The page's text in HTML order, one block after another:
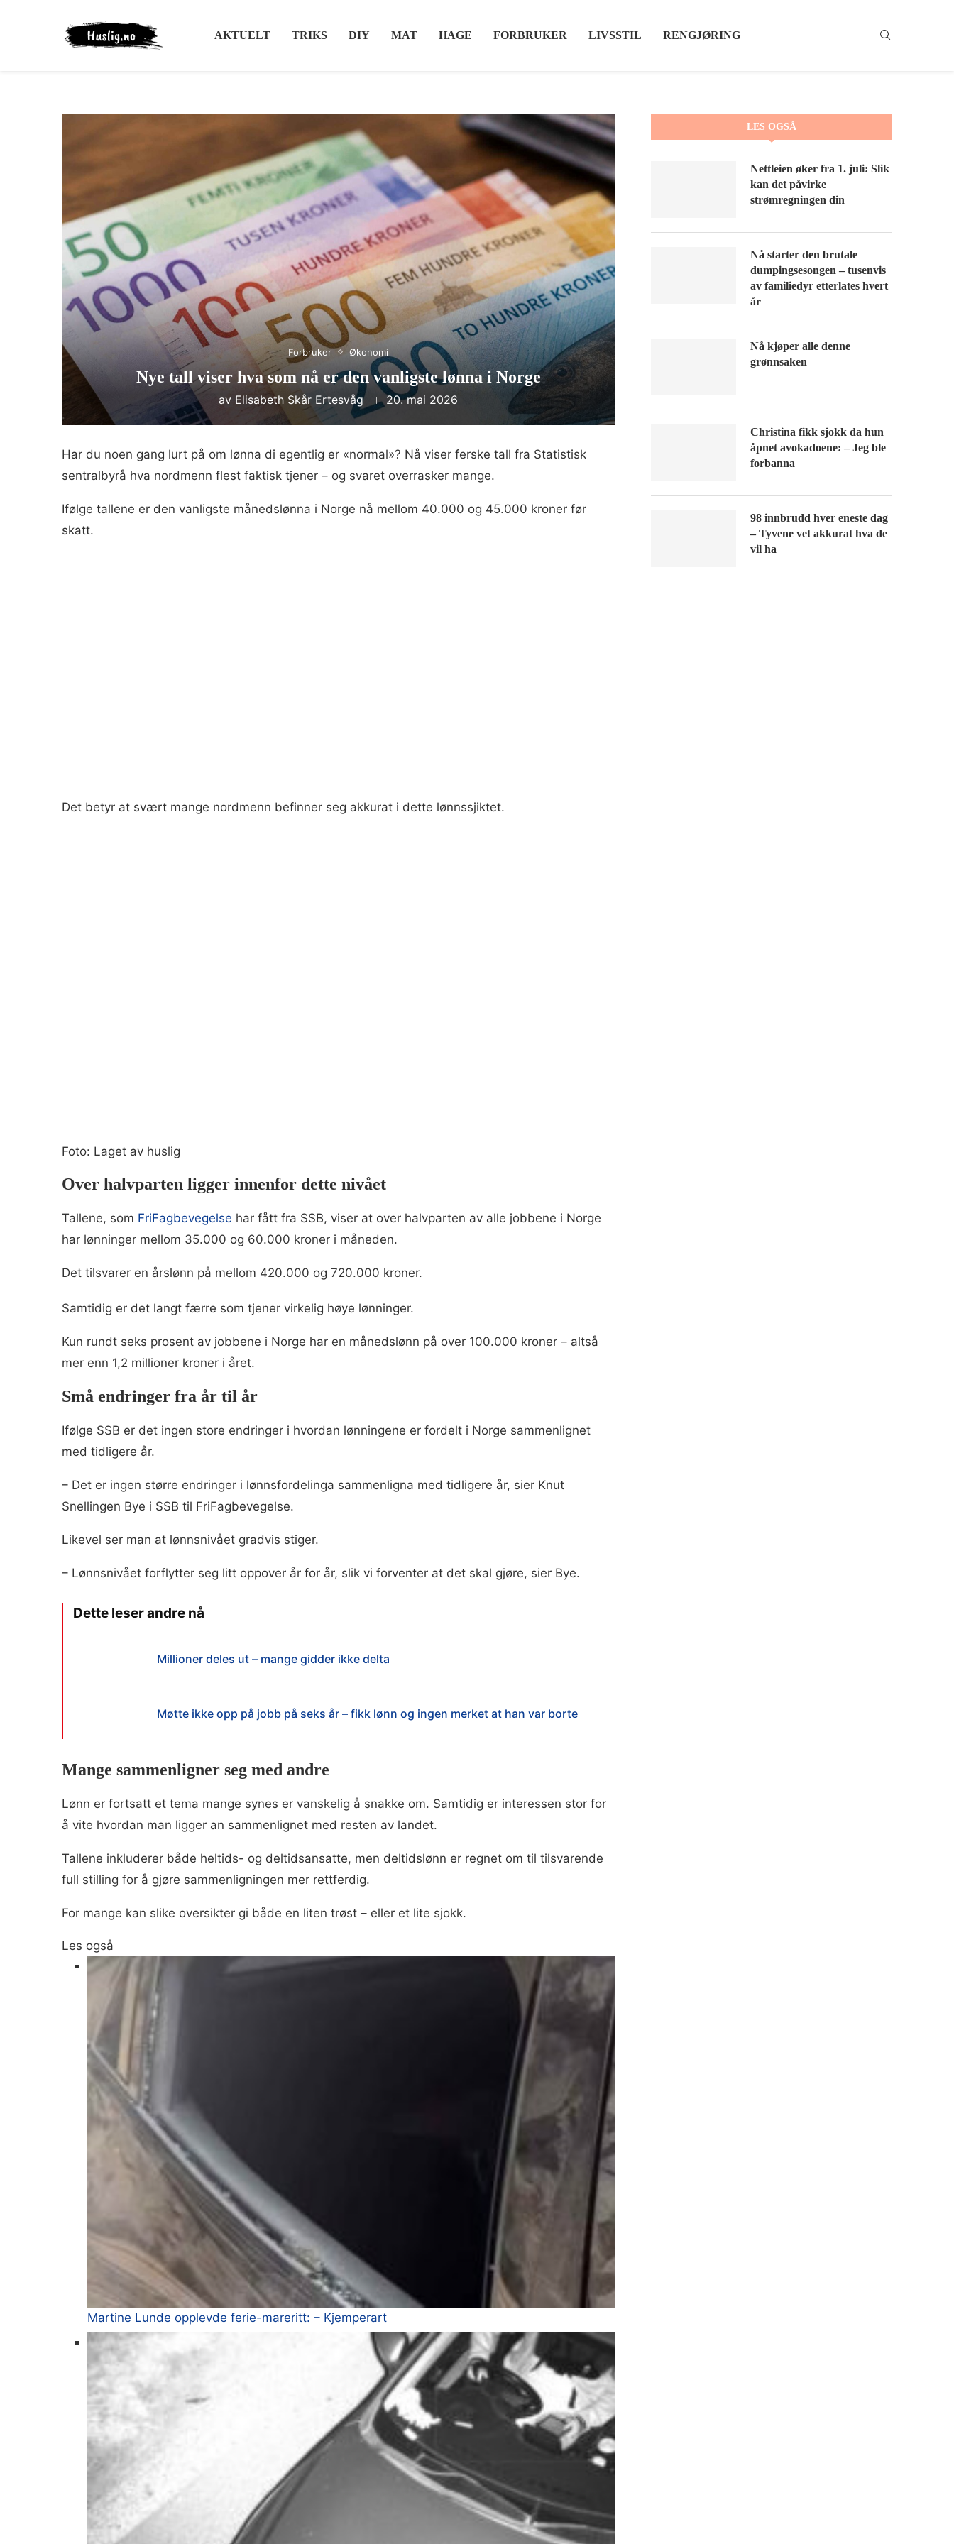
AKTUELT TRIKS DIY MAT HAGE FORBRUKER LIVSSTIL RENGJØRING
Forbruker Økonomi
Nye tall viser hva som nå er den vanligste lønna i Norge
av Elisabeth Skår Ertesvåg 20. mai 2026
Har du noen gang lurt på om lønna di egentlig er «normal»? Nå viser ferske tall fra Statistisk
sentralbyrå hva nordmenn flest faktisk tjener – og svaret overrasker mange.
Ifølge tallene er den vanligste månedslønna i Norge nå mellom 40.000 og 45.000 kroner før
skatt.
Det betyr at svært mange nordmenn befinner seg akkurat i dette lønnssjiktet.
Foto: Laget av huslig
Over halvparten ligger innenfor dette nivået
Tallene, som FriFagbevegelse har fått fra SSB, viser at over halvparten av alle jobbene i Norge
har lønninger mellom 35.000 og 60.000 kroner i måneden.
Det tilsvarer en årslønn på mellom 420.000 og 720.000 kroner.
Samtidig er det langt færre som tjener virkelig høye lønninger.
Kun rundt seks prosent av jobbene i Norge har en månedslønn på over 100.000 kroner – altså
mer enn 1,2 millioner kroner i året.
Små endringer fra år til år
Ifølge SSB er det ingen store endringer i hvordan lønningene er fordelt i Norge sammenlignet
med tidligere år.
– Det er ingen større endringer i lønnsfordelinga sammenligna med tidligere år, sier Knut
Snellingen Bye i SSB til FriFagbevegelse.
Likevel ser man at lønnsnivået gradvis stiger.
– Lønnsnivået forflytter seg litt oppover år for år, slik vi forventer at det skal gjøre, sier Bye.
Millioner deles ut – mange gidder ikke delta
Møtte ikke opp på jobb på seks år – fikk lønn og ingen merket at han var borte
Mange sammenligner seg med andre
Lønn er fortsatt et tema mange synes er vanskelig å snakke om. Samtidig er interessen stor for
å vite hvordan man ligger an sammenlignet med resten av landet.
Tallene inkluderer både heltids- og deltidsansatte, men deltidslønn er regnet om til tilsvarende
full stilling for å gjøre sammenligningen mer rettferdig.
For mange kan slike oversikter gi både en liten trøst – eller et lite sjokk.
Les også
Martine Lunde opplevde ferie-mareritt: – Kjemperart
LES OGSÅ
Nettleien øker fra 1. juli: Slik
kan det påvirke
strømregningen din
Nå starter den brutale
dumpingsesongen – tusenvis
av familiedyr etterlates hvert
år
Nå kjøper alle denne
grønnsaken
Christina fikk sjokk da hun
åpnet avokadoene: – Jeg ble
forbanna
98 innbrudd hver eneste dag
– Tyvene vet akkurat hva de
vil ha